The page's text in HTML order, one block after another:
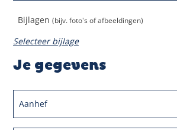
Bijlagen (bijv. foto's of afbeeldingen)
Selecteer bijlage
Je gegevens
Aanhef